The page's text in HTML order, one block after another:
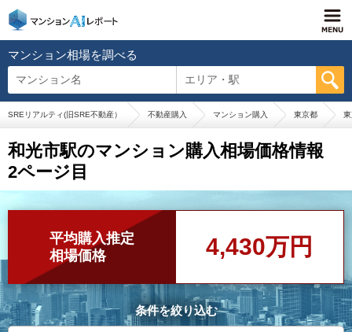
マンション相場を調べる
マンション名 エリア・駅
SREリアルティ(旧SRE不動産） 不動産購入 マンション購入 東京都
和光市駅のマンション購入相場価格情報
2ページ目
平均購入推定
相場価格
4,430万円
条件を絞り込む